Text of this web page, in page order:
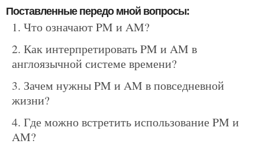
Поставленные передо мной вопросы:
Что означают PM и AM?
Как интерпретировать PM и AM в
англоязычной системе времени?
Зачем нужны PM и AM в повседневной
жизни?
Где можно встретить использование PM и
AM?